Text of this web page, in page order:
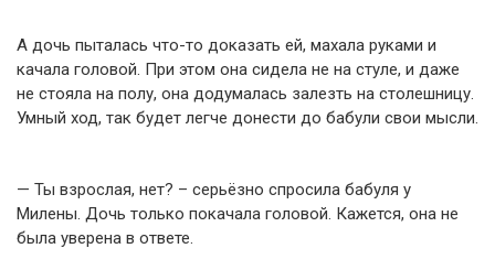
А дочь пыталась что-то доказать ей, махала руками и
качала головой. При этом она сидела не на стуле, и даже
не стояла на полу, она додумалась залезть на столешницу.
Умный ход, так будет легче донести до бабули свои мысли.
— Ты взрослая, нет? – серьёзно спросила бабуля у
Милены. Дочь только покачала головой. Кажется, она не
была уверена в ответе.